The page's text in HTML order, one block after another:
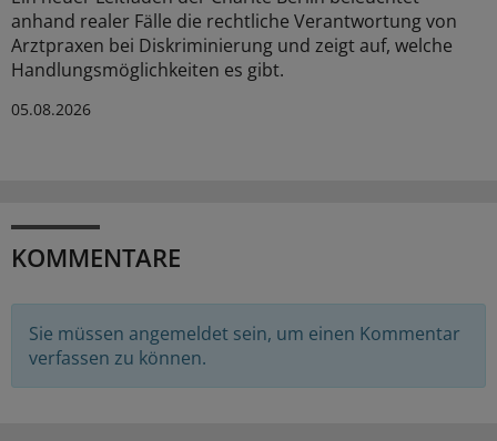
anhand realer Fälle die rechtliche Verantwortung von
Arztpraxen bei Diskriminierung und zeigt auf, welche
Handlungsmöglichkeiten es gibt.
05.08.2026
KOMMENTARE
Sie müssen angemeldet sein, um einen Kommentar
verfassen zu können.